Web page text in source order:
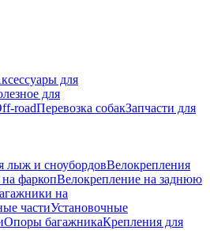
для
для
roadПеревозка собакЗапчасти для
лыж и сноубордовВелокрепления
фаркопВелокрепление на заднюю
на
частиУстановочные
Опоры багажникаКрепления для